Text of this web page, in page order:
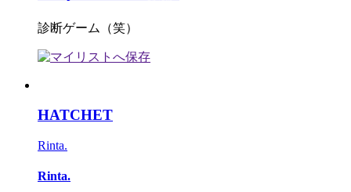
診断ゲーム（笑）
HATCHET
Rinta.
Rinta.